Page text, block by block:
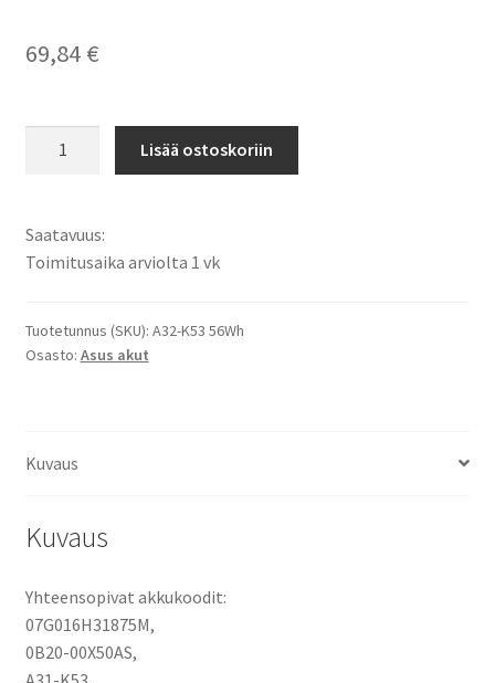
69,84 €
A83,
K43,
K54,
K84,
X44,
(v.2011),
X54,
-
Sarjat
Tietokoneakku
Lisää ostoskoriin
Saatavuus:
Toimitusaika arviolta 1 vk
Tuotetunnus (SKU): A32-K53 56Wh
Osasto: Asus akut
Kuvaus
Kuvaus
Yhteensopivat akkukoodit:
07G016H31875M,
0B20-00X50AS,